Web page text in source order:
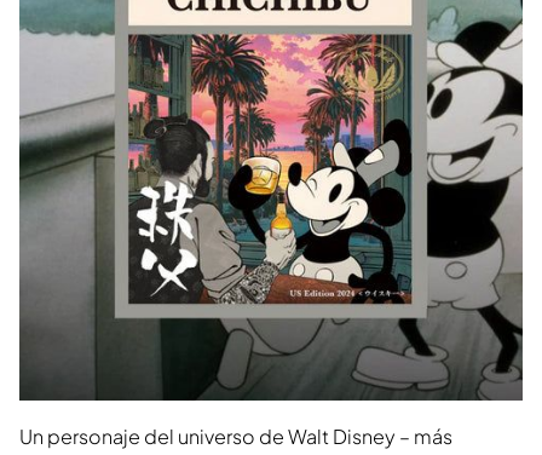
Un personaje del universo de Walt Disney – más